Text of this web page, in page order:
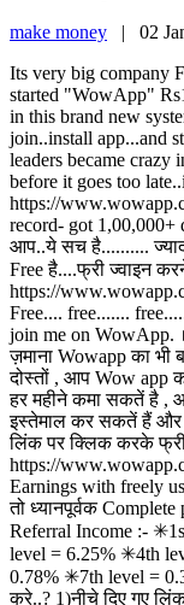
make money | 02
Its very big company
started "WowApp"
in this brand new
join..install app...and
leaders became crazy
before it goes too
https://
record- got 1,00,000+
आप..ये सच है..........
Free है....फ्री ज्वाइन
https://
Free.... free.......
join me on WowApp.
ज़माना Wowapp का भी
दोस्तों , आप Wow app
हर महीने कमा सकतें है ,
इस्तेमाल कर सकतें हैं और
लिंक पर क्लिक करके
https://
Earnings with freely
तो ध्यानपूर्वक
Referral Income :-
level = 6.25% ✳4th
0.78% ✳7th level =
करे..? 1)नीचे दिए गए